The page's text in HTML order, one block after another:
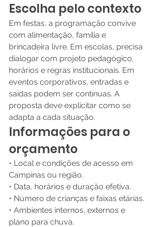
Escolha pelo contexto
Em festas, a programação convive
com alimentação, família e
brincadeira livre. Em escolas, precisa
dialogar com projeto pedagógico,
horários e regras institucionais. Em
eventos corporativos, entradas e
saídas podem ser contínuas. A
proposta deve explicitar como se
adapta a cada situação.
Informações para o
orçamento
• Local e condições de acesso em
Campinas ou região.
• Data, horários e duração efetiva.
• Número de crianças e faixas etárias.
• Ambientes internos, externos e
plano para chuva.